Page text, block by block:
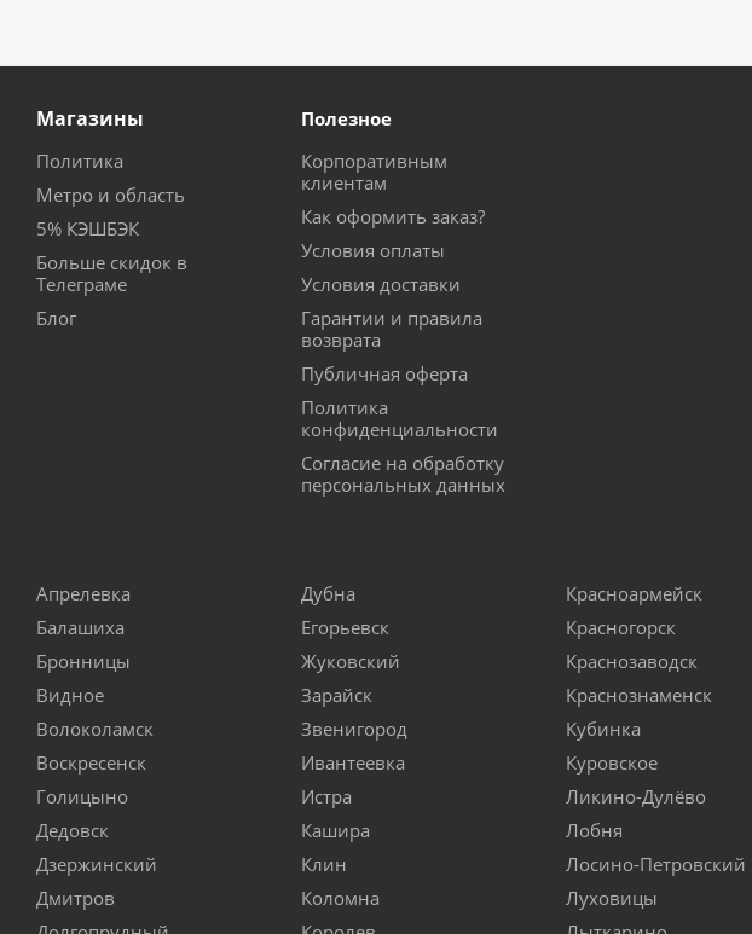
Магазины
Политика
Метро и область
5% КЭШБЭК
Больше скидок в
Телеграме
Блог
Полезное
Корпоративным
клиентам
Как оформить заказ?
Условия оплаты
Условия доставки
Гарантии и правила
возврата
Публичная оферта
Политика
конфиденциальности
Согласие на обработку
персональных данных
Апрелевка
Балашиха
Бронницы
Видное
Волоколамск
Воскресенск
Голицыно
Дедовск
Дзержинский
Дмитров
Дубна
Егорьевск
Жуковский
Зарайск
Звенигород
Ивантеевка
Истра
Кашира
Клин
Коломна
Красноармейск
Красногорск
Краснозаводск
Краснознаменск
Кубинка
Куровское
Ликино-Дулёво
Лобня
Лосино-Петровский
Луховицы